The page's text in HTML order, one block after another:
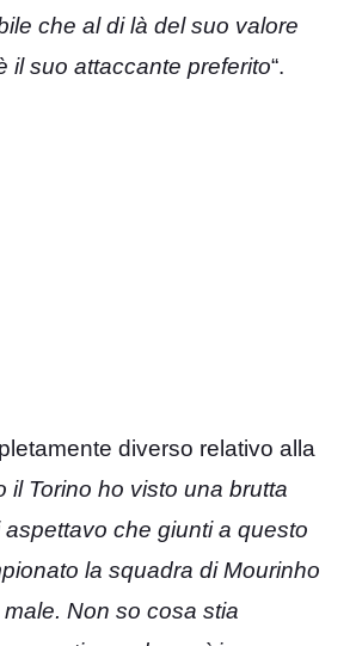
che al di là del suo valore
il suo attaccante preferito“.
diverso relativo alla
il Torino ho visto una brutta
che giunti a questo
la squadra di Mourinho
Non so cosa stia